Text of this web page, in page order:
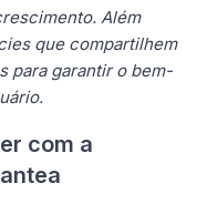
Além
que compartilhem
para garantir o bem-
com a